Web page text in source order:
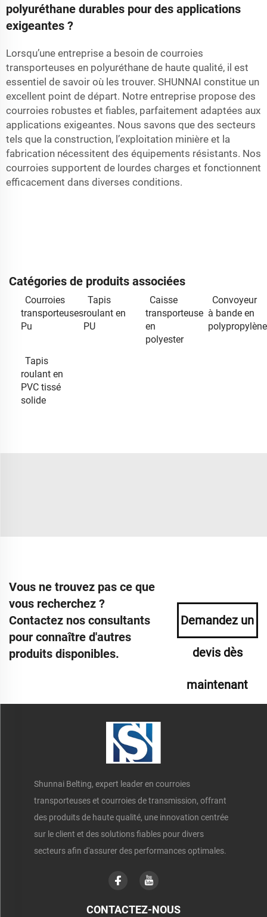
polyuréthane durables pour des applications
exigeantes ?
Lorsqu’une entreprise a besoin de courroies
transporteuses en polyuréthane de haute qualité, il est
essentiel de savoir où les trouver. SHUNNAI constitue un
excellent point de départ. Notre entreprise propose des
courroies robustes et fiables, parfaitement adaptées aux
applications exigeantes. Nous savons que des secteurs
tels que la construction, l’exploitation minière et la
fabrication nécessitent des équipements résistants. Nos
courroies supportent de lourdes charges et fonctionnent
efficacement dans diverses conditions.
Catégories de produits associées
Courroies
transporteuses
Pu
Tapis
roulant en
PU
Caisse
transporteuse
en
polyester
Convoyeur
à bande en
polypropylène
Tapis
roulant en
PVC tissé
solide
Vous ne trouvez pas ce que
vous recherchez ?
Contactez nos consultants
pour connaître d'autres
produits disponibles.
Demandez un
devis dès
maintenant
Shunnai Belting, expert leader en courroies
transporteuses et courroies de transmission, offrant
des produits de haute qualité, une innovation centrée
sur le client et des solutions fiables pour divers
secteurs afin d'assurer des performances optimales.
CONTACTEZ-NOUS